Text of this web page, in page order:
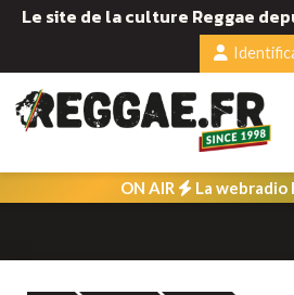
Le site de la culture Reggae
ON AIR La webradio